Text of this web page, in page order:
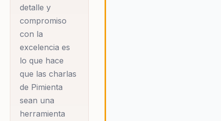
detalle y
compromiso
con la
excelencia es
lo que hace
que las charlas
de Pimienta
sean una
herramienta